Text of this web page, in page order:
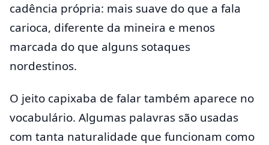
cadência própria: mais suave do que a fala
carioca, diferente da mineira e menos
marcada do que alguns sotaques
nordestinos.
O jeito capixaba de falar também aparece no
vocabulário. Algumas palavras são usadas
com tanta naturalidade que funcionam como